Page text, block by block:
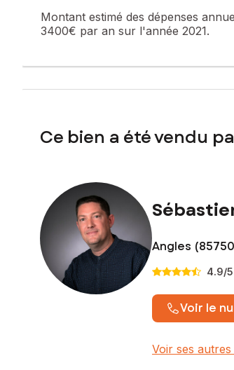
Montant estimé des dépenses
3400€ par an sur l'année 2021.
Ce bien a été vendu
Angles
4.9/5
Voir le
Voir ses